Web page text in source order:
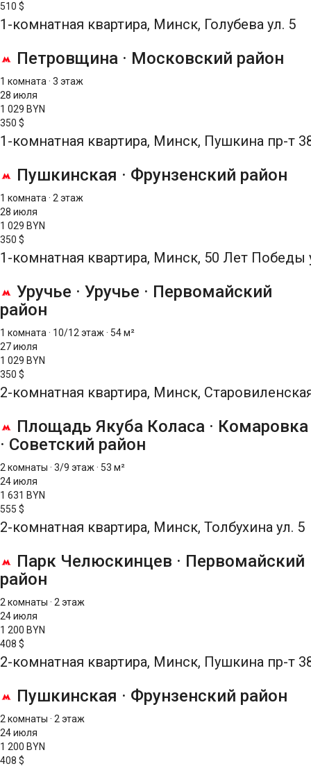
510 $
1-комнатная квартира, Минск, Голубева ул. 5
Петровщина · Московский район
1 комната · 3 этаж
28 июля
1 029 BYN
350 $
1-комнатная квартира, Минск, Пушкина пр-т
Пушкинская · Фрунзенский район
1 комната · 2 этаж
28 июля
1 029 BYN
350 $
1-комнатная квартира, Минск, 50 Лет Победы
Уручье · Уручье · Первомайский
район
1 комната · 10/12 этаж · 54 м²
27 июля
1 029 BYN
350 $
2-комнатная квартира, Минск,
Площадь Якуба Коласа · Комаровка
· Советский район
2 комнаты · 3/9 этаж · 53 м²
24 июля
1 631 BYN
555 $
2-комнатная квартира, Минск, Толбухина ул. 5
Парк Челюскинцев · Первомайский
район
2 комнаты · 2 этаж
24 июля
1 200 BYN
408 $
2-комнатная квартира, Минск, Пушкина пр-т
Пушкинская · Фрунзенский район
2 комнаты · 2 этаж
24 июля
1 200 BYN
408 $